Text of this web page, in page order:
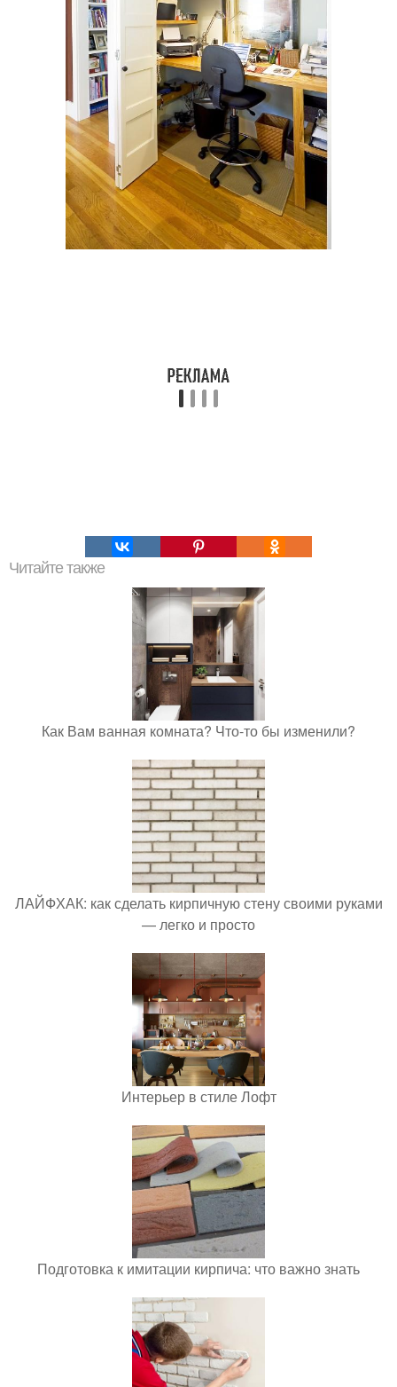
Читайте также
Как Вам ванная комната? Что-то бы изменили?
ЛАЙФХАК: как сделать кирпичную стену своими руками
— легко и просто
Интерьер в стиле Лофт
Подготовка к имитации кирпича: что важно знать